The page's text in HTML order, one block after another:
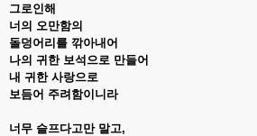
그로인해
너의 오만함의
돌덩어리를 깎아내어
나의 귀한 보석으로 만들어
내 귀한 사랑으로
보듬어 주려함이니라
너무 슬프다고만 말고,